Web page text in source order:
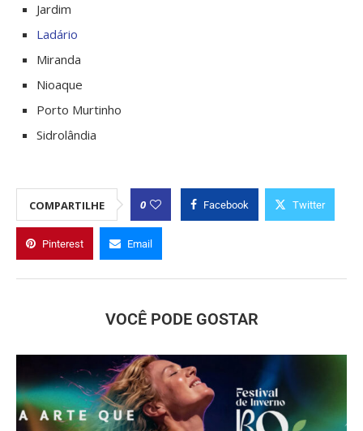
Jardim
Ladário
Miranda
Nioaque
Porto Murtinho
Sidrolândia
COMPARTILHE 0 Facebook Twitter
Pinterest Email
VOCÊ PODE GOSTAR